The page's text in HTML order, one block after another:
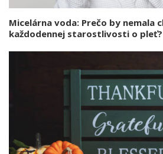
Micelárna voda: Prečo by nemala
každodennej starostlivosti o pleť?